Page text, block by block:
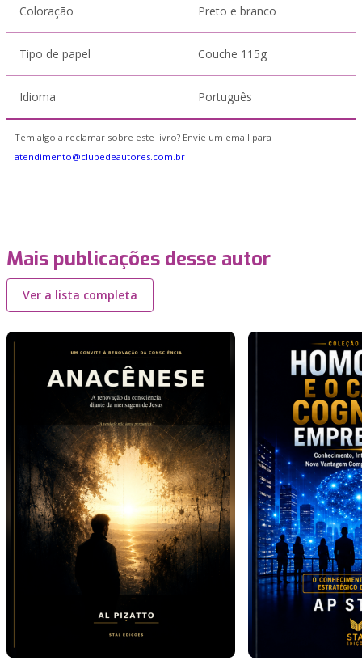
Coloração Preto e branco
Tipo de papel Couche 115g
Idioma Português
Tem algo a reclamar sobre este livro? Envie um email para
atendimento@clubedeautores.com.br
Mais publicações desse autor
Ver a lista completa